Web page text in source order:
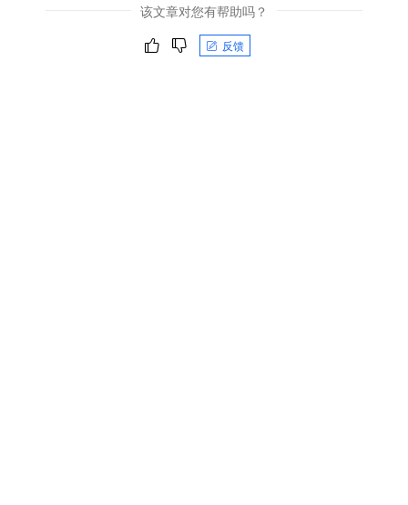
该文章对您有帮助吗？
反馈